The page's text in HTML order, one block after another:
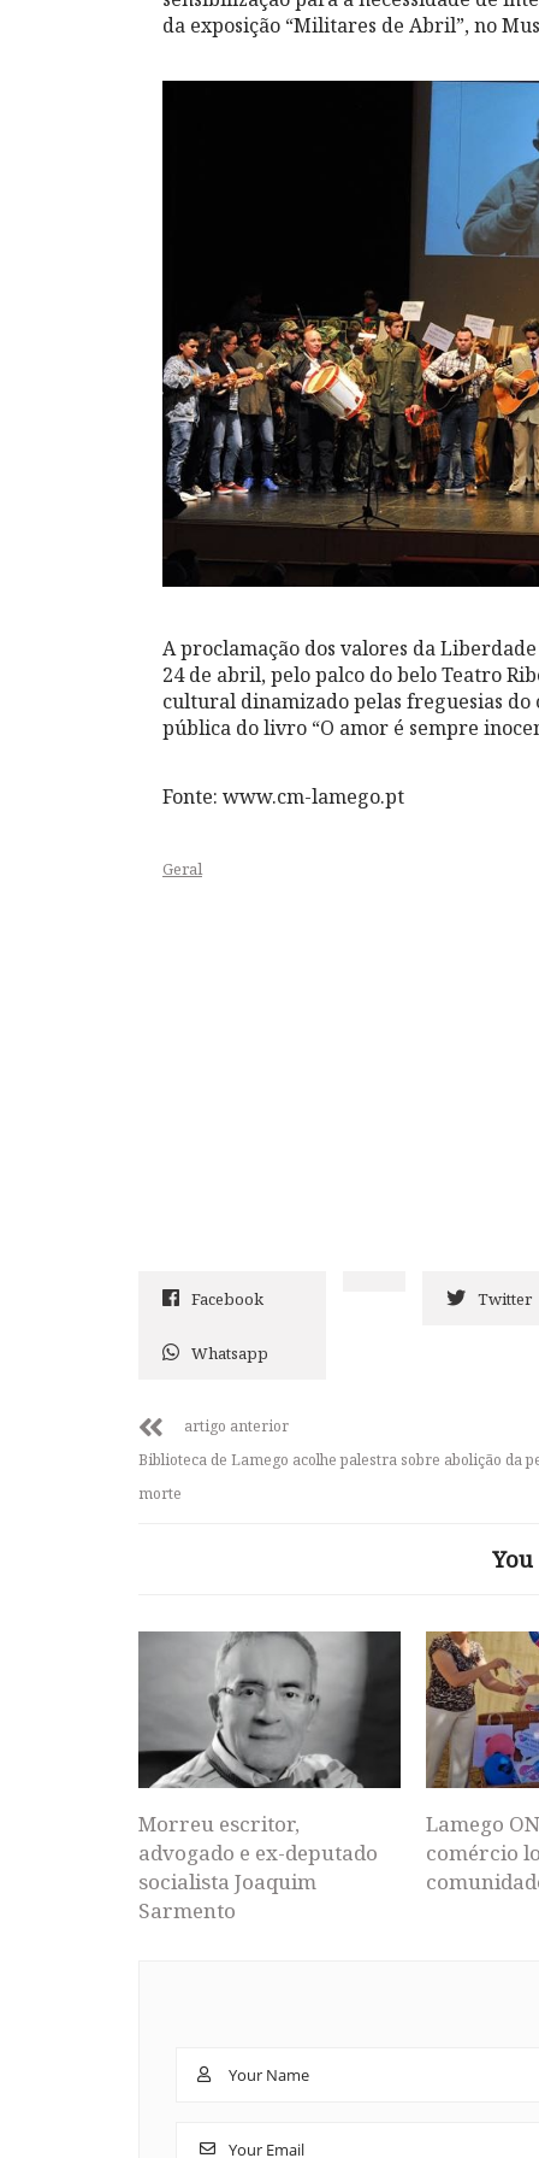
da exposição “Militares de Abril”, no
A proclamação dos valores da
24 de abril, pelo palco do belo Teatro
cultural dinamizado pelas freguesias do
pública do livro “O amor é sempre
Fonte: www.cm-lamego.pt
Geral
Facebook Twitter
Whatsapp
artigo anterior
Biblioteca de Lamego acolhe palestra sobre abolição da
morte
Morreu escritor,
advogado e ex-deputado
socialista Joaquim
Sarmento
Lamego
comércio